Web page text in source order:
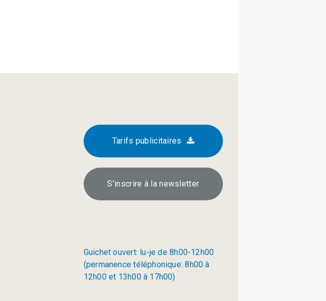
Tarifs publicitaires
S’inscrire à la newsletter
Guichet ouvert: lu-je de 8h00-12h00
(permanence téléphonique: 8h00 à
12h00 et 13h00 à 17h00)